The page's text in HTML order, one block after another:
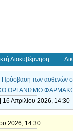
Διακυβέρνηση
των ασθενών σε
ΟΡΓΑΝΙΣΜΟ
Απριλίου 2026, 14:30
2026, 14:30